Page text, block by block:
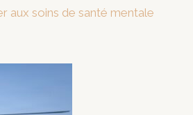
aux soins de santé mentale